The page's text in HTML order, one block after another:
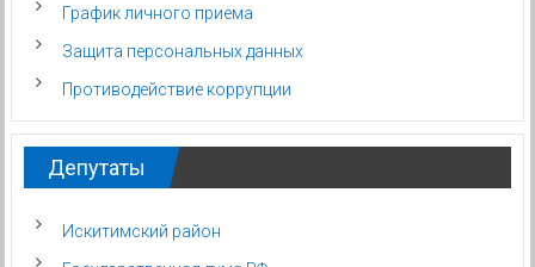
График личного приема
Защита персональных данных
Противодействие коррупции
Депутаты
Искитимский район